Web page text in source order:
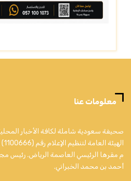
معلومات عنا
صحيفة سعودية شاملة لكافة الأخبار
م مقرها الرئيسي العاصمة الرياض. رئيس
أحمد بن محمد الخبراني.